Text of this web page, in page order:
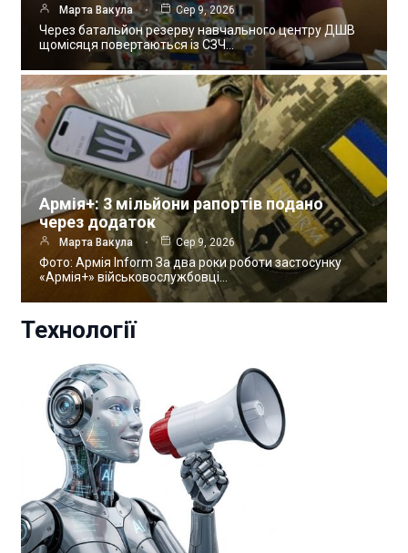
Марта Вакула Сер 9, 2026
Через батальйон резерву навчального центру ДШВ
щомісяця повертаються із СЗЧ…
Армія+: 3 мільйони рапортів подано
через додаток
Марта Вакула Сер 9, 2026
Фото: Армія Inform За два роки роботи застосунку
«Армія+» військовослужбовці…
Технології